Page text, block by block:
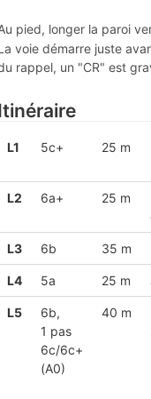
pied, longer la paroi
voie démarre juste
rappel, un "CR" est
L1 5c+ 25 m
L2 6a+ 25 m
L3 6b 35 m
L4 5a 25 m
L5
6b,
1 pas
6c/6c+
(A0)
40 m